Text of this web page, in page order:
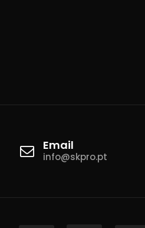
Email
info@skpro.pt